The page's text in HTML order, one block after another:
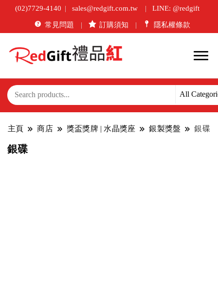
(02)7729-4140 sales@redgift.com.tw LINE: @redgift
常見問題 訂購須知 隱私權條款
主頁 商店 獎盃獎牌 | 水晶獎座 銀製獎盤 銀碟
銀碟